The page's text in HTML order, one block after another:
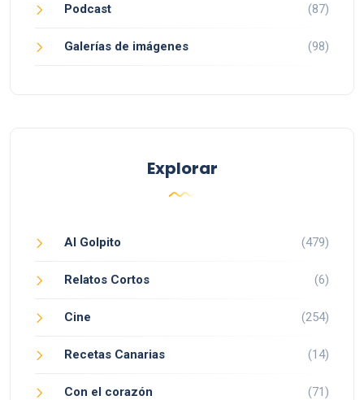
Podcast (87)
Galerías de imágenes (98)
Explorar
Al Golpito (479)
Relatos Cortos (6)
Cine (254)
Recetas Canarias (14)
Con el corazón (71)